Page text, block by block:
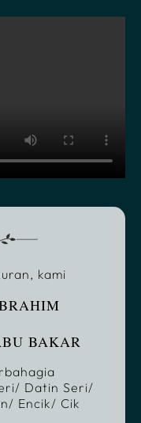
kami
BAKAR
Datin Seri/
Encik/ Cik